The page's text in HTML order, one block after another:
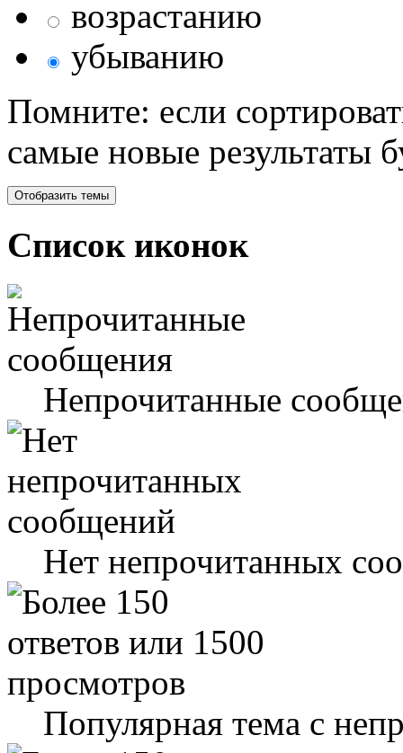
возрастанию
убыванию
Помните: если
самые новые результаты
Список иконок
Непрочитанные
Нет непрочитанных
Популярная тема с